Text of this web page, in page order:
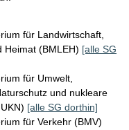
für Landwirtschaft,
Heimat (BMLEH) [alle SG
für Umwelt,
und nukleare
[alle SG dorthin]
für Verkehr (BMV)